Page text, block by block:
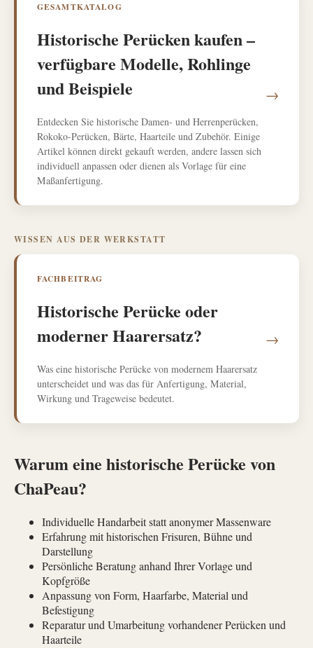
GESAMTKATALOG
Historische Perücken kaufen –
verfügbare Modelle, Rohlinge
und Beispiele
Entdecken Sie historische Damen- und Herrenperücken,
Rokoko-Perücken, Bärte, Haarteile und Zubehör. Einige
Artikel können direkt gekauft werden, andere lassen sich
individuell anpassen oder dienen als Vorlage für eine
Maßanfertigung.
→
WISSEN AUS DER WERKSTATT
FACHBEITRAG
Historische Perücke oder
moderner Haarersatz?
Was eine historische Perücke von modernem Haarersatz
unterscheidet und was das für Anfertigung, Material,
Wirkung und Trageweise bedeutet.
→
Warum eine historische Perücke von
ChaPeau?
Individuelle Handarbeit statt anonymer Massenware
Erfahrung mit historischen Frisuren, Bühne und
Darstellung
Persönliche Beratung anhand Ihrer Vorlage und
Kopfgröße
Anpassung von Form, Haarfarbe, Material und
Befestigung
Reparatur und Umarbeitung vorhandener Perücken und
Haarteile